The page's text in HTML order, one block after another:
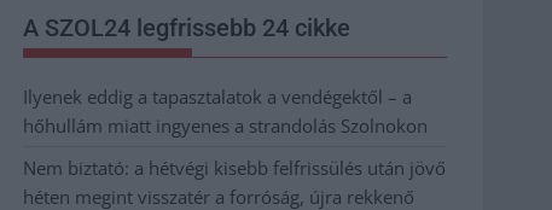
A SZOL24 legfrissebb 24 cikke
Ilyenek eddig a tapasztalatok a vendégektől – a
hőhullám miatt ingyenes a strandolás Szolnokon
Nem biztató: a hétvégi kisebb felfrissülés után jövő
héten megint visszatér a forróság, újra rekkenő